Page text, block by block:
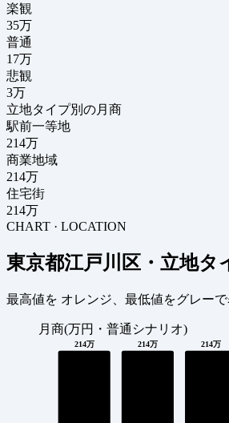
楽観
35万
普通
17万
悲観
3万
立地タイプ別の月商
駅前一等地
214万
商業地域
214万
住宅街
214万
CHART · LOCATION
東京都江戸川区・立地タ
最高値を オレンジ 、最低値をグレー
月商(万円・普通シナリオ)
214万 214万 214万